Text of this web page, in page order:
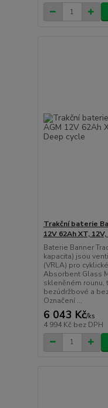
Trakční baterie
12V 62Ah XT,
Baterie Banner
kapacita) jsou
(VRLA) pro
Absorbent Glass
skleněném rounu,
bezúdržbové a
Označení ...
6 043 Kč/ks
4 994 Kč bez DPH